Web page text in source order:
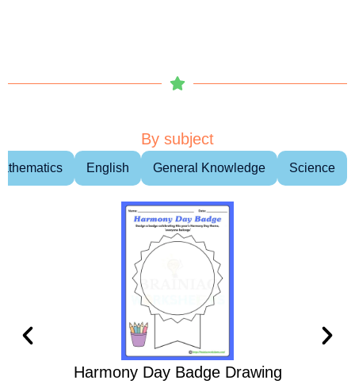
By subject
English General Knowledge Science
Harmony Day Badge Drawing